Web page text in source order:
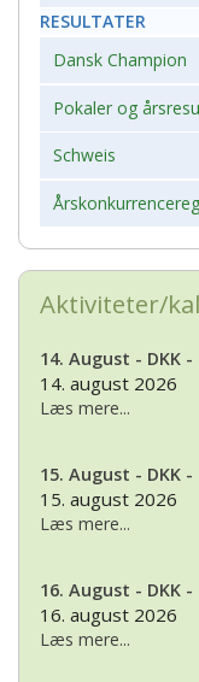
RESULTATER
Dansk Champion
Pokaler og
Schweis
Aktiviteter/
14. August - DKK -
14. august 2026
Læs mere...
15. August - DKK -
15. august 2026
Læs mere...
16. August - DKK
16. august 2026
Læs mere...